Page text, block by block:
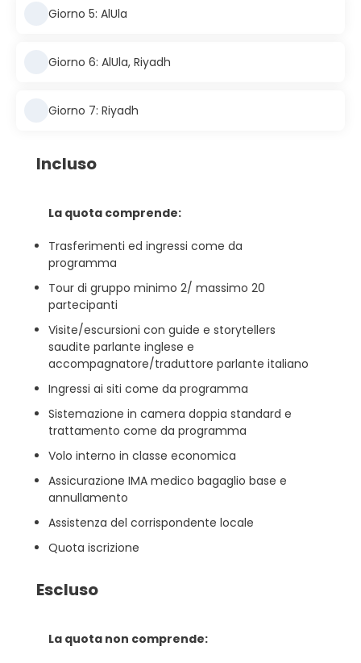
Giorno 5: AlUla
Giorno 6: AlUla, Riyadh
Giorno 7: Riyadh
Incluso
La quota comprende:
Trasferimenti ed ingressi come da
programma
Tour di gruppo minimo 2/ massimo 20
partecipanti
Visite/escursioni con guide e storytellers
saudite parlante inglese e
accompagnatore/traduttore parlante italiano
Ingressi ai siti come da programma
Sistemazione in camera doppia standard e
trattamento come da programma
Volo interno in classe economica
Assicurazione IMA medico bagaglio base e
annullamento
Assistenza del corrispondente locale
Quota iscrizione
Escluso
La quota non comprende: